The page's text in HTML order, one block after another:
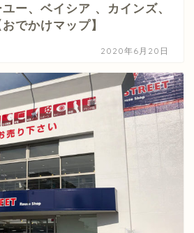
ー、ベイシア 、カインズ、
でかけマップ】
2020年6月20日